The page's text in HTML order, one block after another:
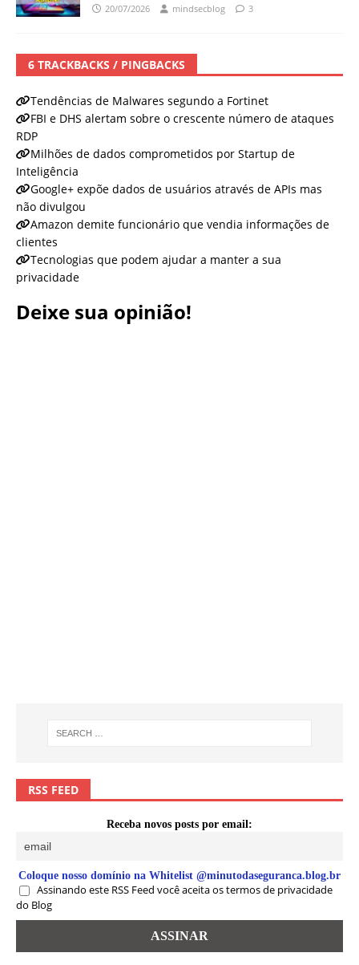
20/07/2026 mindsecblog 3
6 TRACKBACKS / PINGBACKS
Tendências de Malwares segundo a Fortinet
FBI e DHS alertam sobre o crescente número de ataques
RDP
Milhões de dados comprometidos por Startup de
Inteligência
Google+ expõe dados de usuários através de APIs mas
não divulgou
Amazon demite funcionário que vendia informações de
clientes
Tecnologias que podem ajudar a manter a sua
privacidade
Deixe sua opinião!
RSS FEED
Receba novos posts por email:
Coloque nosso domínio na Whitelist @minutodaseguranca.blog.br
Assinando este RSS Feed você aceita os termos de privacidade
do Blog